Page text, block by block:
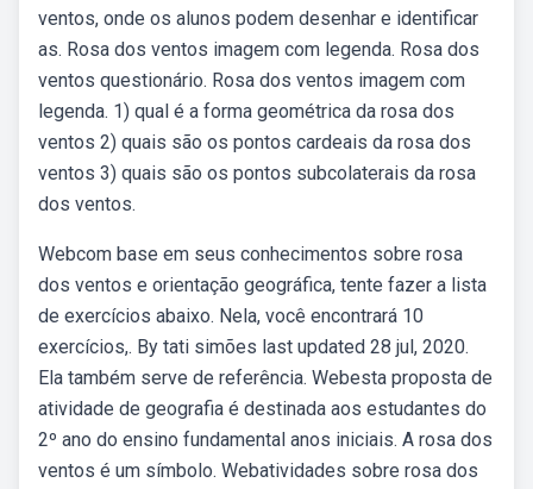
ventos, onde os alunos podem desenhar e identificar
as. Rosa dos ventos imagem com legenda. Rosa dos
ventos questionário. Rosa dos ventos imagem com
legenda. 1) qual é a forma geométrica da rosa dos
ventos 2) quais são os pontos cardeais da rosa dos
ventos 3) quais são os pontos subcolaterais da rosa
dos ventos.
Webcom base em seus conhecimentos sobre rosa
dos ventos e orientação geográfica, tente fazer a lista
de exercícios abaixo. Nela, você encontrará 10
exercícios,. By tati simões last updated 28 jul, 2020.
Ela também serve de referência. Webesta proposta de
atividade de geografia é destinada aos estudantes do
2º ano do ensino fundamental anos iniciais. A rosa dos
ventos é um símbolo. Webatividades sobre rosa dos